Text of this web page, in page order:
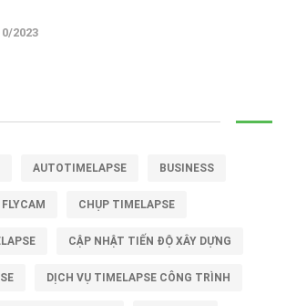
2023
AUTOTIMELAPSE BUSINESS
CHỤP TIMELAPSE
CẬP NHẬT TIẾN ĐỘ XÂY DỰNG
DỊCH VỤ TIMELAPSE CÔNG TRÌNH